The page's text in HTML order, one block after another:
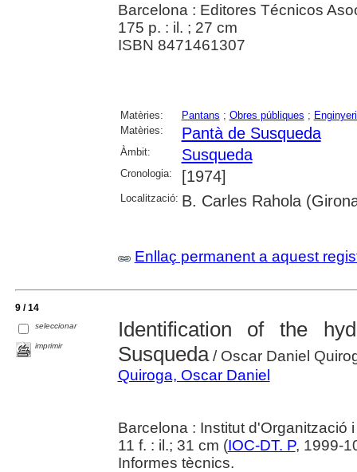
Barcelona : Editores Técnicos
175 p. : il. ; 27 cm
ISBN 8471461307
Matèries: Pantans ; Obres públiques ;
Matèries:
Pantà de Susqueda
Àmbit: Susqueda
Cronologia: [1974]
Localització: B. Carles Rahola
Enllaç permanent a aquest
9 / 14
seleccionar
imprimir
Identification of the
Susqueda/ Oscar Daniel
Quiroga, Oscar Daniel
Barcelona : Institut d'Organització
11 f. : il.; 31 cm (IOC-DT. P, 1999-
Informes tècnics.